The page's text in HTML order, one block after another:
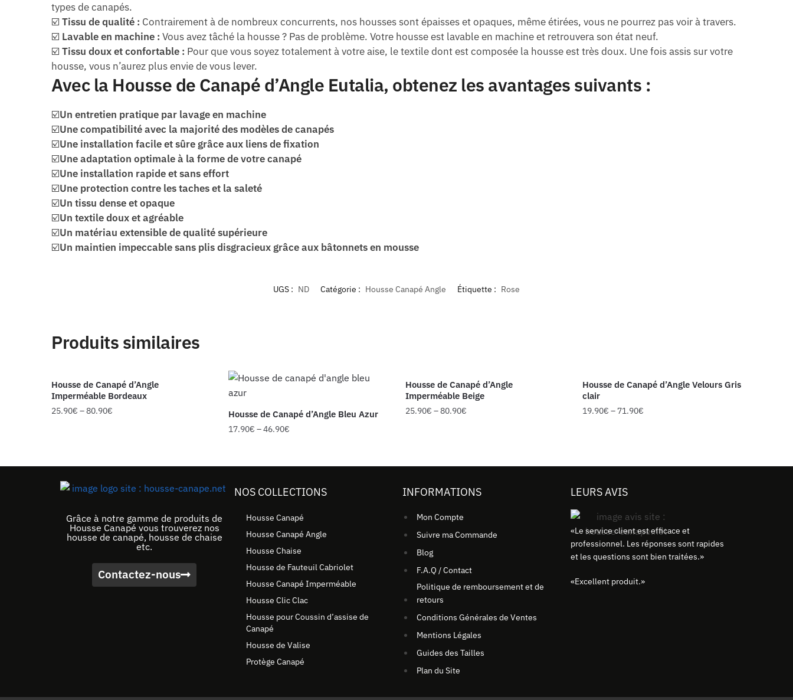
types de canapés.
☑️Tissu de qualité : Contrairement à de nombreux concurrents, nos housses sont épaisses et opaques, même étirées, vous ne pourrez pas voir à travers.
☑️ Lavable en machine : Vous avez tâché la housse ? Pas de problème. Votre housse est lavable en machine et retrouvera son état neuf.
☑️Tissu doux et confortable : Pour que vous soyez totalement à votre aise, le textile dont est composée la housse est très doux. Une fois assis sur votre
housse, vous n’aurez plus envie de vous lever.
Avec la Housse de Canapé d’Angle Eutalia, obtenez les avantages suivants :
☑️Un entretien pratique par lavage en machine
☑️Une compatibilité avec la majorité des modèles de canapés
☑️Une installation facile et sûre grâce aux liens de fixation
☑️Une adaptation optimale à la forme de votre canapé
☑️Une installation rapide et sans effort
☑️Une protection contre les taches et la saleté
☑️Un tissu dense et opaque
☑️Un textile doux et agréable
☑️Un matériau extensible de qualité supérieure
☑️Un maintien impeccable sans plis disgracieux grâce aux bâtonnets en mousse
UGS : ND Catégorie : Housse Canapé Angle Étiquette : Rose
Produits similaires
Housse de Canapé d’Angle
Imperméable Bordeaux
25.90€ –80.90€ Housse de Canapé d’Angle Bleu Azur
17.90€ –46.90€
Housse de Canapé d’Angle
Imperméable Beige
25.90€ –80.90€
Housse de Canapé d’Angle Velours Gris
clair
19.90€ – 71.90€
Grâce à notre gamme de produits de
Housse Canapé vous trouverez nos
housse de canapé, housse de chaise
etc.
Contactez-nous
NOS COLLECTIONS
Housse Canapé
Housse Canapé Angle
Housse Chaise
Housse de Fauteuil Cabriolet
Housse Canapé Imperméable
Housse Clic Clac
Housse pour Coussin d’assise de
Canapé
Housse de Valise
Protège Canapé
INFORMATIONS
Mon Compte
Suivre ma Commande
Blog
F.A.Q / Contact
Politique de remboursement et de
retours
Conditions Générales de Ventes
Mentions Légales
Guides des Tailles
Plan du Site
LEURS AVIS
«Le service client est efficace et
professionnel. Les réponses sont rapides
et les questions sont bien traitées.»
«Excellent produit.»